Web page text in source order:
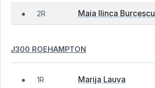
● 2R Maia Ilinca Burcescu
J300 ROEHAMPTON
● 1R Marija Lauva